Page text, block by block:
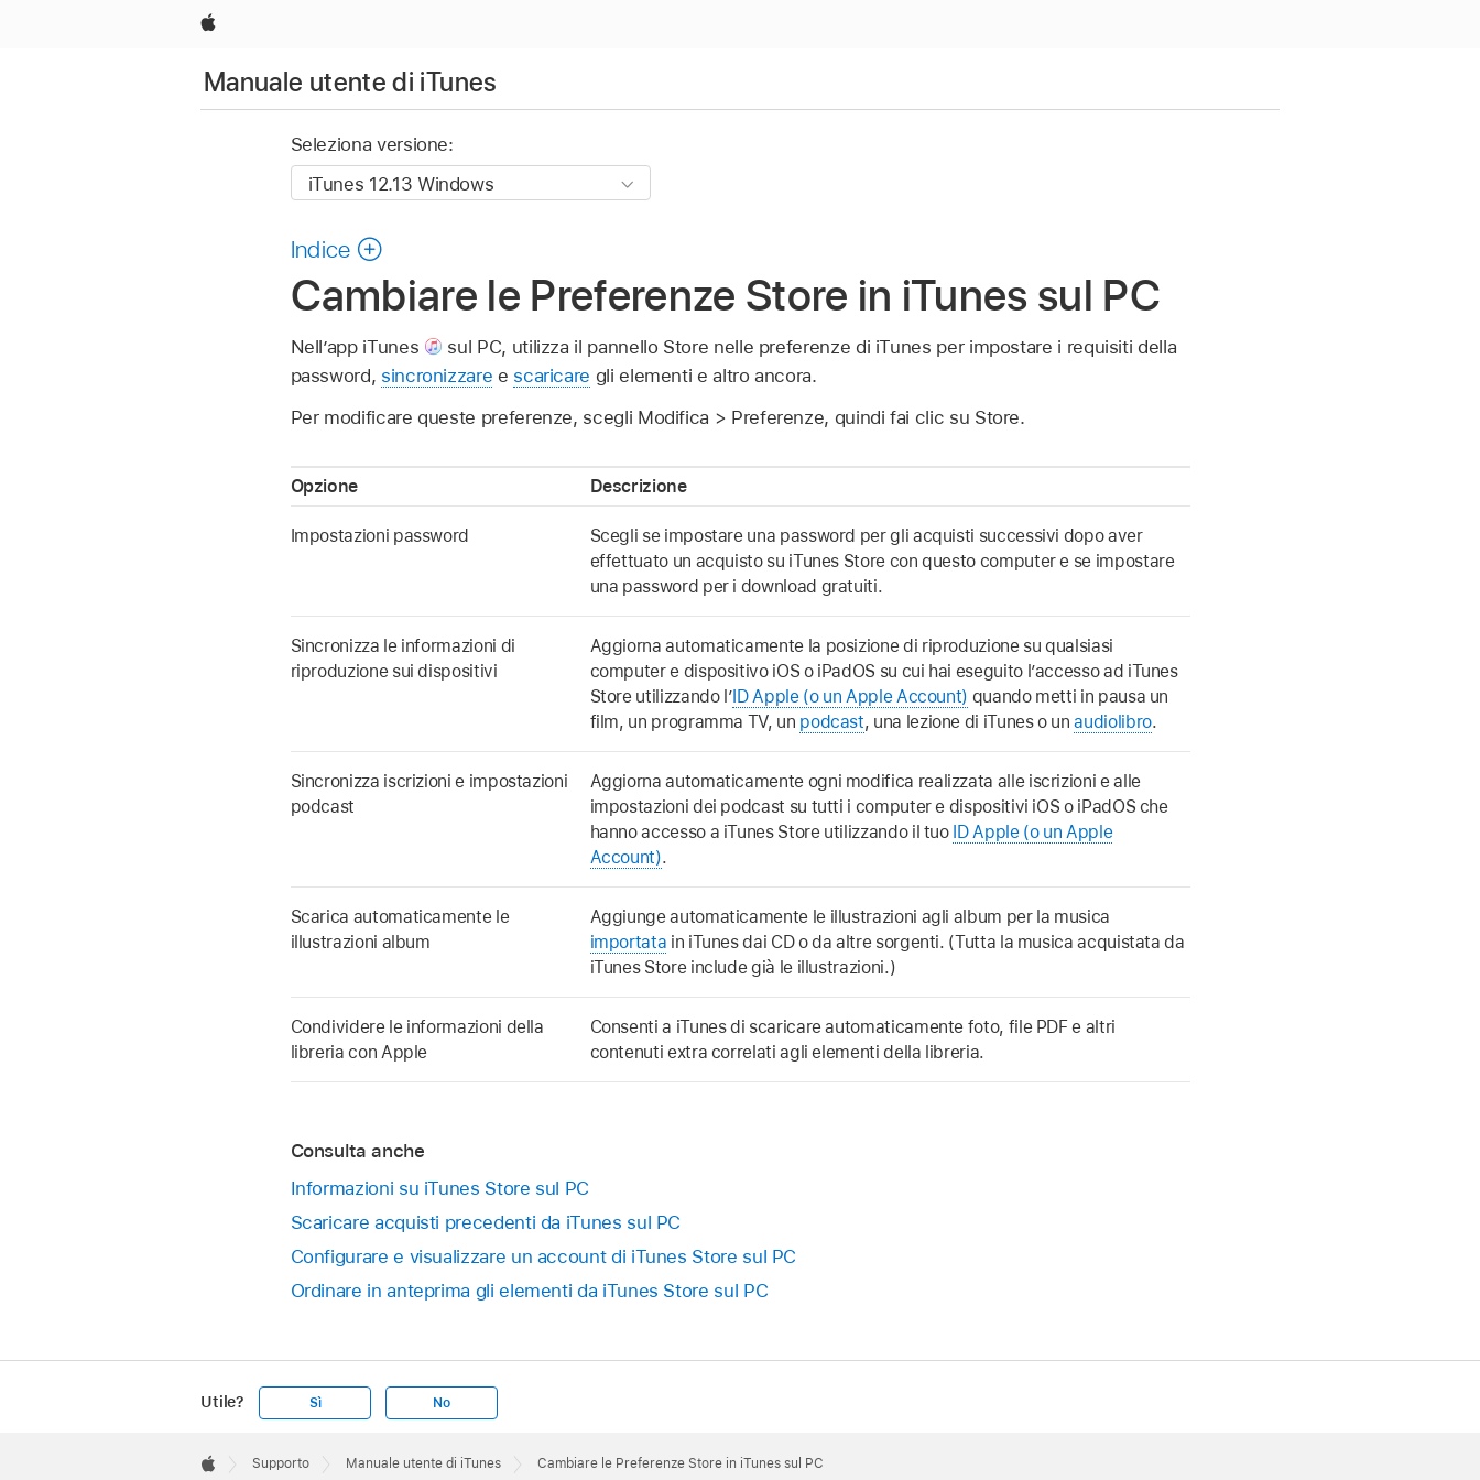
Apple
Manuale utente di iTunes
Seleziona versione:
Indice
Cambiare le Preferenze Store in iTunes sul PC
Nell’app iTunes
sul PC, utilizza il pannello Store nelle preferenze di iTunes per impostare i requisiti della
password, sincronizzare e scaricare gli elementi e altro ancora.
Per modificare queste preferenze, scegli Modifica > Preferenze, quindi fai clic su Store.
Opzione Descrizione
Impostazioni password
Scegli se impostare una password per gli acquisti successivi dopo aver
effettuato un acquisto su iTunes Store con questo computer e se impostare
una password per i download gratuiti.
Sincronizza le informazioni di
riproduzione sui dispositivi
Aggiorna automaticamente la posizione di riproduzione su qualsiasi
computer e dispositivo iOS o iPadOS su cui hai eseguito l’accesso ad iTunes
Store utilizzando l’ID Apple (o un Apple Account) quando metti in pausa un
film, un programma TV, un podcast, una lezione di iTunes o unaudiolibro.
Sincronizza iscrizioni e impostazioni
podcast
Aggiorna automaticamente ogni modifica realizzata alle iscrizioni e alle
impostazioni dei podcast su tutti i computer e dispositivi iOS o iPadOS che
hanno accesso a iTunes Store utilizzando il tuo ID Apple (o un Apple
Account).
Scarica automaticamente le
illustrazioni album
Aggiunge automaticamente le illustrazioni agli album per la musica
importata in iTunes dai CD o da altre sorgenti. (Tutta la musica acquistata da
iTunes Store include già le illustrazioni.)
Condividere le informazioni della
libreria con Apple
Consenti a iTunes di scaricare automaticamente foto, file PDF e altri
contenuti extra correlati agli elementi della libreria.
Consulta anche
Informazioni su iTunes Store sul PC
Scaricare acquisti precedenti da iTunes sul PC
Configurare e visualizzare un account di iTunes Store sul PC
Ordinare in anteprima gli elementi da iTunes Store sul PC
Utile? Sì No
Footer

Supporto Manuale utente di iTunes Cambiare le Preferenze Store in iTunes sul PC